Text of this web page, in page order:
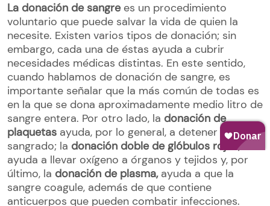
La donación de sangrees un procedimiento
voluntario que puede salvar la vida de quien la
necesite. Existen varios tipos de donación; sin
embargo, cada una de éstas ayuda a cubrir
necesidades médicas distintas. En este sentido,
cuando hablamos de donación de sangre, es
importante señalar que la más común de todas es
en la que se dona aproximadamente medio litro de
sangre entera. Por otro lado, la donación de
plaquetas ayuda, por lo general, a detener el
sangrado; la donación doble de glóbulos rojos,
ayuda a llevar oxígeno a órganos y tejidos y, por
último, la donación de plasma,ayuda a que la
sangre coagule, además de que contiene
anticuerpos que pueden combatir infecciones.